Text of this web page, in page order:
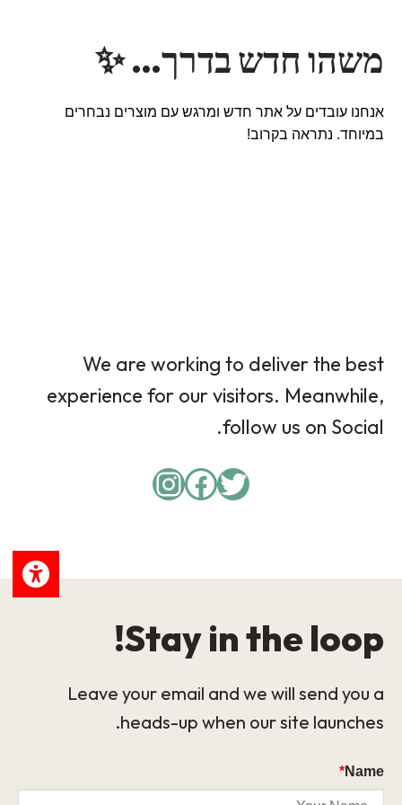
משהו חדש בדרך… ✨
אנחנו עובדים על אתר חדש ומרגש עם מוצרים נבחרים
במיוחד. נתראה בקרוב!
We are working to deliver the best
experience for our visitors. Meanwhile,
follow us on Social.
Twitter
Facebook
Instagram
Stay in the loop!
Leave your email and we will send you a
heads-up when our site launches.
Name
*